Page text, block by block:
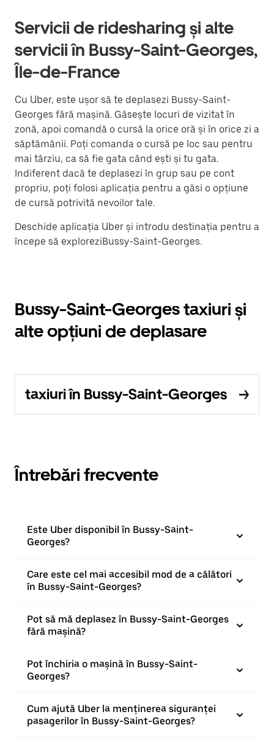
Servicii de ridesharing și alte
servicii în Bussy-Saint-Georges,
Île-de-France
Cu Uber, este ușor să te deplasezi Bussy-Saint-
Georges fără mașină. Găsește locuri de vizitat în
zonă, apoi comandă o cursă la orice oră și în orice zi a
săptămânii. Poți comanda o cursă pe loc sau pentru
mai târziu, ca să fie gata când ești și tu gata.
Indiferent dacă te deplasezi în grup sau pe cont
propriu, poți folosi aplicația pentru a găsi o opțiune
de cursă potrivită nevoilor tale.
Deschide aplicația Uber și introdu destinația pentru a
începe să exploreziBussy-Saint-Georges.
Bussy-Saint-Georges taxiuri și
alte opțiuni de deplasare
taxiuri în Bussy-Saint-Georges
Întrebări frecvente
Este Uber disponibil în Bussy-Saint-
Georges?
Care este cel mai accesibil mod de a călători
în Bussy-Saint-Georges?
Pot să mă deplasez în Bussy-Saint-Georges
fără mașină?
Pot închiria o mașină în Bussy-Saint-
Georges?
Cum ajută Uber la menținerea siguranței
pasagerilor în Bussy-Saint-Georges?